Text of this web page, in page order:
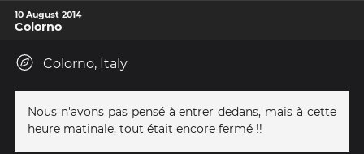
10 August 2014
Colorno
Colorno, Italy
Nous n'avons pas pensé à entrer dedans, mais à cette
heure matinale, tout était encore fermé !!